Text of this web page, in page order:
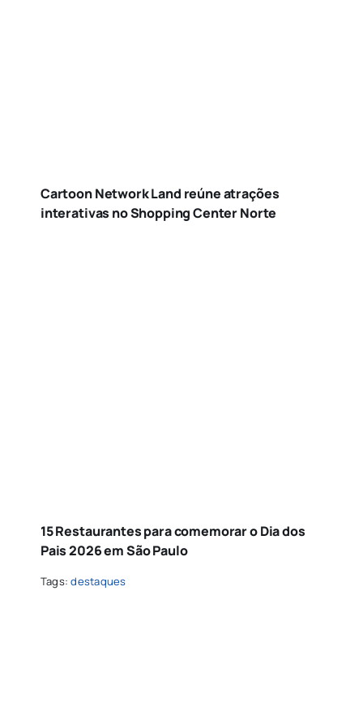
Cartoon Network Land reúne atrações
interativas no Shopping Center Norte
15 Restaurantes para comemorar o Dia dos
Pais 2026 em São Paulo
Tags:destaques